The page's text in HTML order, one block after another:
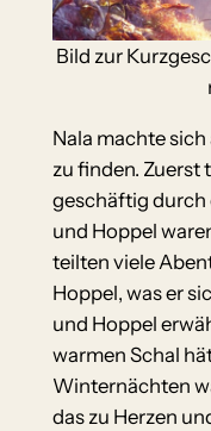
Bild zur
Nala machte
zu finden. Zuerst
geschäftig durch
und Hoppel
teilten viele
Hoppel, was er
und Hoppel
warmen Schal
Winternächten
das zu Herzen